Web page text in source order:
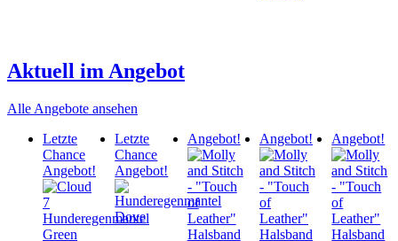
der
gewählt
Produktseite
gewählt
werden
Aktuell im Angebot
Alle Angebote ansehen
Letzte
Chance
Angebot!
Letzte
Chance
Angebot!
Angebot! Angebot! Angebot!